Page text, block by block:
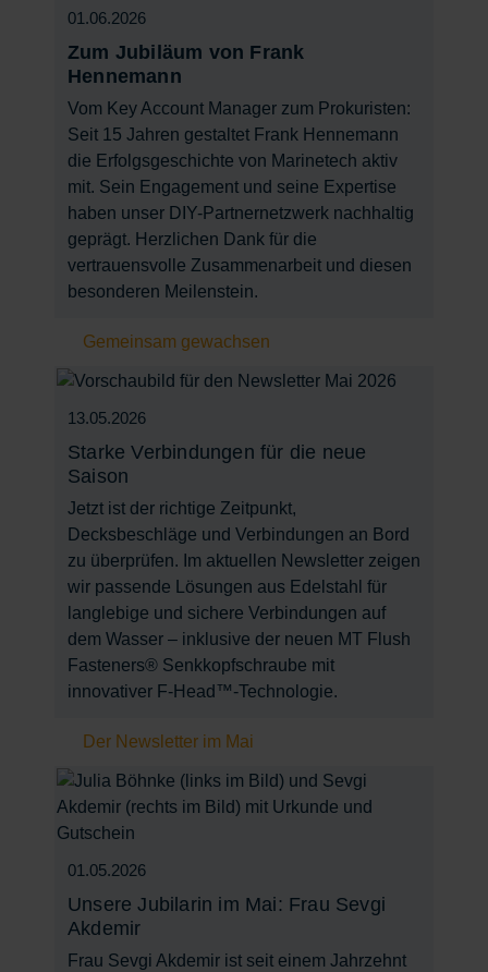
01.06.2026
Zum Jubiläum von Frank
Hennemann
Vom Key Account Manager zum Prokuristen:
Seit 15 Jahren gestaltet Frank Hennemann
die Erfolgsgeschichte von Marinetech aktiv
mit. Sein Engagement und seine Expertise
haben unser DIY-Partnernetzwerk nachhaltig
geprägt. Herzlichen Dank für die
vertrauensvolle Zusammenarbeit und diesen
besonderen Meilenstein.
Gemeinsam gewachsen
13.05.2026
Starke Verbindungen für die neue
Saison
Jetzt ist der richtige Zeitpunkt,
Decksbeschläge und Verbindungen an Bord
zu überprüfen. Im aktuellen Newsletter zeigen
wir passende Lösungen aus Edelstahl für
langlebige und sichere Verbindungen auf
dem Wasser – inklusive der neuen MT Flush
Fasteners® Senkkopfschraube mit
innovativer F-Head™-Technologie.
Der Newsletter im Mai
01.05.2026
Unsere Jubilarin im Mai: Frau Sevgi
Akdemir
Frau Sevgi Akdemir ist seit einem Jahrzehnt